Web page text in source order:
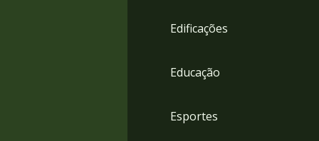
Edificações
Educação
Esportes